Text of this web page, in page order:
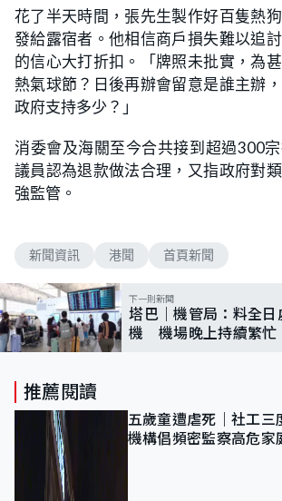
花了半天時間，張先生製作好百隻熱
發給露宿者。他相信商戶損失難以追
的信心大打折扣。「牌照未批實，為
熱氣球節？日後再辦會留意是誰主辦
政府支持多少？」
消委會及海關至今合共接到超過300
議員認為退款做法合理，又指政府對
強監管。
新聞資訊 港聞 首頁新聞
下一則新聞
塔巴｜機管局：料全
機 機場晚上持續繁忙
推薦閱讀
五歲童遭虐死｜社工
機構倡頻密監察高危